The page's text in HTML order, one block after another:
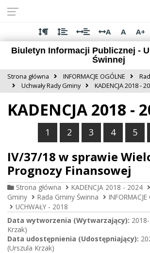
dostępności
głównej
treści
menu
stopki
A A A+
Biuletyn Informacji Publicznej -
Świnnej
Strona główna INFORMACJE OGÓLNE
Uchwały Rady Gminy
KADENCJA 2018 -
KADENCJA 2018 -
1 2 3 4 5
IV/37/18 w sprawie
Prognozy Finansowej
Strona główna KADENCJA 2018 - 2024
Gminy
Rada Gminy Świnna
UCHWAŁY - 2018
Data wytworzenia (Wytwarzający):
Krzak)
Data udostępnienia (Udostępniający):
(Urszula Krzak)